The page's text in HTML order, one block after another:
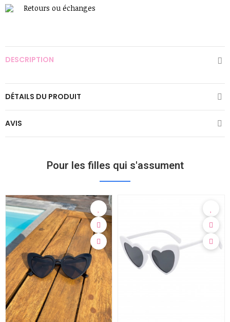
Retours ou échanges
DESCRIPTION
DÉTAILS DU PRODUIT
AVIS
Pour les filles qui s'assument